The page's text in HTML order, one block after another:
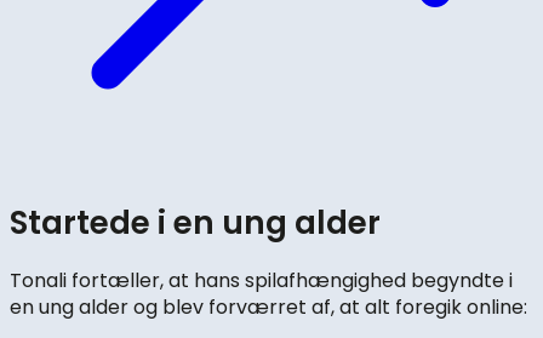
Startede i en ung alder
Tonali fortæller, at hans spilafhængighed begyndte i
en ung alder og blev forværret af, at alt foregik online: